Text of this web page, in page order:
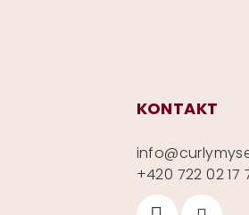
KONTAKT
info@
+420 722 02 17